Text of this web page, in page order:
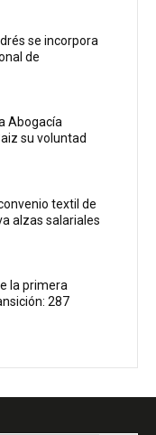
se incorpora
de
Abogacía
su voluntad
textil de
alzas salariales
la primera
287